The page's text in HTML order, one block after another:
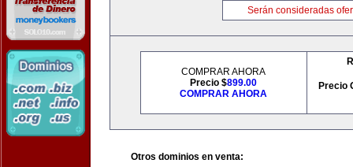
Serán consideradas
COMPRAR AHORA
Precio $899.00
COMPRAR AHORA
Precio
Otros dominios en venta: